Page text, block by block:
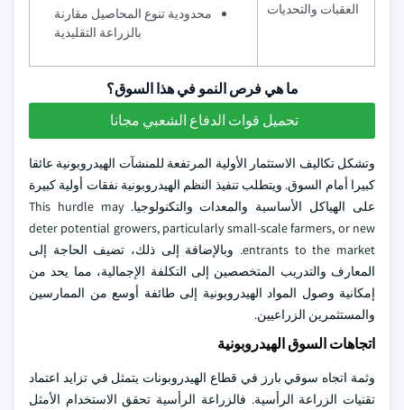
العقبات والتحديات
محدودية تنوع المحاصيل مقارنة
بالزراعة التقليدية
ما هي فرص النمو في هذا السوق؟
تحميل قوات الدفاع الشعبي مجانا
وتشكل تكاليف الاستثمار الأولية المرتفعة للمنشآت الهيدروبونية عائقا
كبيرا أمام السوق. ويتطلب تنفيذ النظم الهيدروبونية نفقات أولية كبيرة
على الهياكل الأساسية والمعدات والتكنولوجيا. This hurdle may
deter potential growers, particularly small-scale farmers, or new
entrants to the market. وبالإضافة إلى ذلك، تضيف الحاجة إلى
المعارف والتدريب المتخصصين إلى التكلفة الإجمالية، مما يحد من
إمكانية وصول المواد الهيدروبونية إلى طائفة أوسع من الممارسين
والمستثمرين الزراعيين.
اتجاهات السوق الهيدروبونية
وثمة اتجاه سوقي بارز في قطاع الهيدروبونات يتمثل في تزايد اعتماد
تقنيات الزراعة الرأسية. فالزراعة الرأسية تحقق الاستخدام الأمثل